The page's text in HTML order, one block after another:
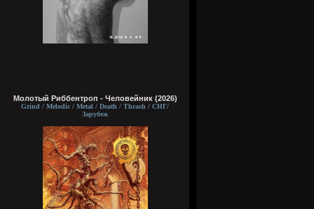
Молотый Риббентроп - Человейник (2026)
Grind / Melodic / Metal / Death / Thrash / СНГ/
Зарубеж